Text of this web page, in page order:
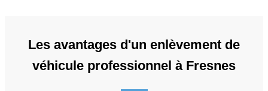
Les avantages d'un enlèvement de
véhicule professionnel à Fresnes